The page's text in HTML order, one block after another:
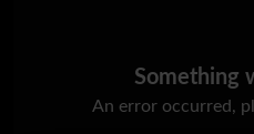
Something
An error occurred,